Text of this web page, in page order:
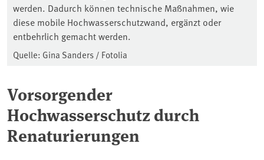
werden. Dadurch können technische Maßnahmen, wie
diese mobile Hochwasserschutzwand, ergänzt oder
entbehrlich gemacht werden.
Quelle: Gina Sanders / Fotolia
Vorsorgender
Hochwasserschutz durch
Renaturierungen